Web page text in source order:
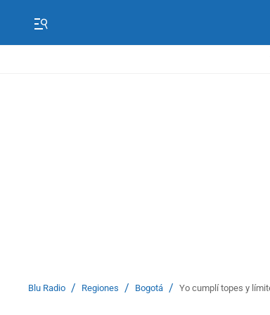
Blu Radio / Regiones / Bogotá / Yo cumplí topes y